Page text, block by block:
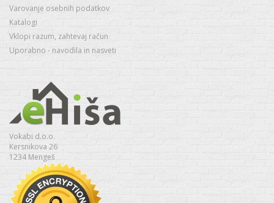
Varovanje osebnih podatkov
Katalogi
Vklopi razum, zahtevaj račun
Uporabno - navodila in nasveti
Vokabi d.o.o.
Kersnikova 26
1234 Mengeš